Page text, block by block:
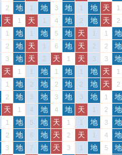
2 地 1 地 3 地 1 地 天 1
天 1 天 1 4 地 2 地 天 2
1 地 1 地 5 地 天 1 1 地
2 地 天 1 6 地 天 2 2 地
3 地 天 2 天 1 天 3 3 地
天 1 1 地 1 地 1 地 天 1
1 地 2 地 2 地 2 地 天 2
2 地 3 地 3 地 3 地 1 地
天 1 4 地 4 地 天 1 2 地
1 地 5 地 天 1 1 地 3 地
2 地 6 地 天 2 天 1 4 地
3 地 7 地 天 3 1 地 5 地